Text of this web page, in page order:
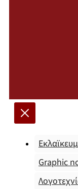
Graphic